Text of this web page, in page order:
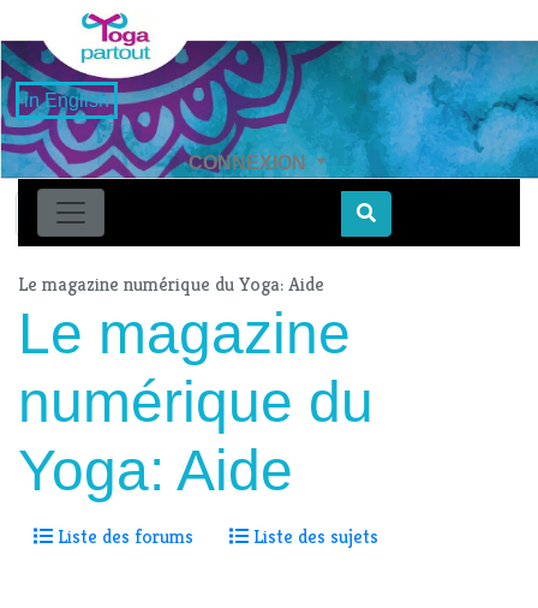
in English
CONNEXION
Find
Le magazine numérique du Yoga: Aide
Le magazine
numérique du
Yoga: Aide
Liste des forums Liste des sujets